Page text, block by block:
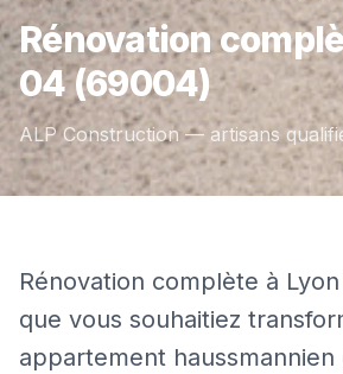
Rénovation
04(69004)
ALP Construction — artisans
Rénovation complète à
que vous souhaitiez
appartement haussmannien